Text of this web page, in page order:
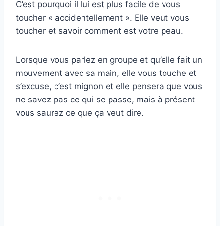
C’est pourquoi il lui est plus facile de vous
toucher « accidentellement ». Elle veut vous
toucher et savoir comment est votre peau.
Lorsque vous parlez en groupe et qu’elle fait un
mouvement avec sa main, elle vous touche et
s’excuse, c’est mignon et elle pensera que vous
ne savez pas ce qui se passe, mais à présent
vous saurez ce que ça veut dire.